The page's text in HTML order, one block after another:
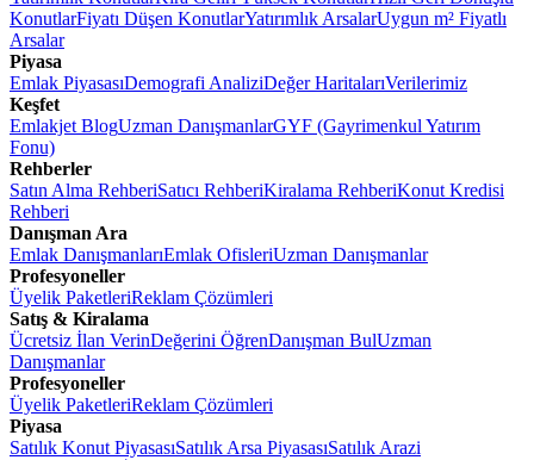
KonutlarFiyatı Düşen KonutlarYatırımlık ArsalarUygun m² Fiyatlı
Arsalar
Piyasa
Emlak PiyasasıDemografi AnaliziDeğer HaritalarıVerilerimiz
Keşfet
Emlakjet BlogUzman DanışmanlarGYF (Gayrimenkul Yatırım
Fonu)
Rehberler
Satın Alma RehberiSatıcı RehberiKiralama RehberiKonut Kredisi
Rehberi
Danışman Ara
Emlak DanışmanlarıEmlak OfisleriUzman Danışmanlar
Profesyoneller
Üyelik PaketleriReklam Çözümleri
Satış & Kiralama
Ücretsiz İlan VerinDeğerini ÖğrenDanışman BulUzman
Danışmanlar
Profesyoneller
Üyelik PaketleriReklam Çözümleri
Piyasa
Satılık Konut PiyasasıSatılık Arsa PiyasasıSatılık Arazi